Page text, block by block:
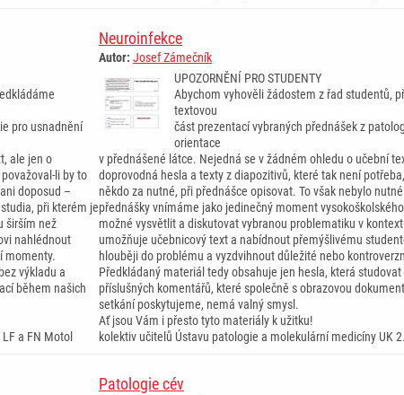
pro usnadnění
ale jen o
li by to
doposud –
při kterém je
širším než
nahlédnout
momenty.
výkladu a
během našich
a FN Motol
Neuroinfekce
Autor: Josef Zámečník
UPOZORNĚNÍ PRO STUDENTY
Abychom vyhověli žádostem z řad studentů,
textovou
část prezentací vybraných přednášek z
orientace
v přednášené látce. Nejedná se v žádném ohledu o učební
doprovodná hesla a texty z diapozitivů, které tak není
někdo za nutné, při přednášce opisovat. To však nebylo
přednášky vnímáme jako jedinečný moment
možné vysvětlit a diskutovat vybranou problematiku v
umožňuje učebnicový text a nabídnout přemýšlivému
hlouběji do problému a vyzdvihnout důležité nebo
Předkládaný materiál tedy obsahuje jen hesla, která studovat
příslušných komentářů, které společně s obrazovou
setkání poskytujeme, nemá valný smysl.
Ať jsou Vám i přesto tyto materiály k užitku!
kolektiv učitelů Ústavu patologie a molekulární medicíny UK
Patologie cév